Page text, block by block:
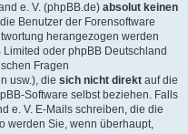
e. V. (phpBB.de) absolut keinen
Benutzer der Forensoftware
herangezogen werden
oder phpBB Deutschland
Fragen
usw.), die sich nicht direkt auf die
Software selbst beziehen. Falls
e. V. E-Mails schreiben, die die
werden Sie, wenn überhaupt,